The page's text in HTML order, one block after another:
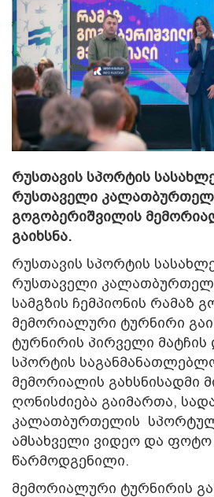
რუსთავის სპორტის
რუსთაველი
გოგობერიშვილის
გაიხსნა.
რუსთავის სპორტის
რუსთაველი
სამგზის ჩემპიონის რამაზ
მემორიალური ტურნირი
ტურნირის პირველი მატჩის
სპორტის
მემორიალის გახსნისადმი
ღონისძიება გაიმართა,
კალათბურთელის
ამსახველი ვიდეო და ფოტო
წარმოდგენილი.
მემორიალური ტურნირის